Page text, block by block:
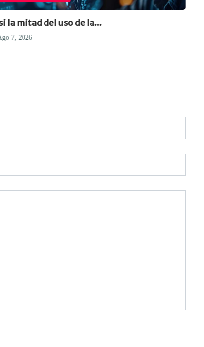
la mitad del uso de la...
7, 2026